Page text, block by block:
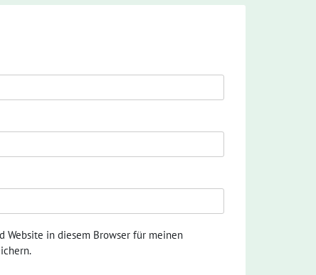
Website in diesem Browser für meinen